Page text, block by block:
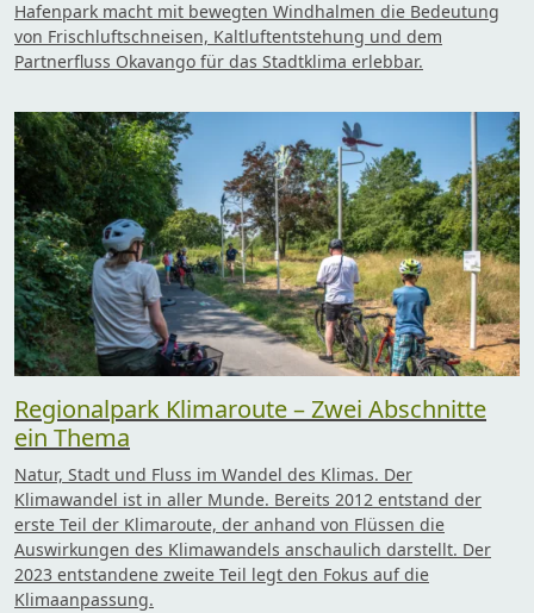
Hafenpark macht mit bewegten Windhalmen die Bedeutung
von Frischluftschneisen, Kaltluftentstehung und dem
Partnerfluss Okavango für das Stadtklima erlebbar.
Regionalpark Klimaroute – Zwei Abschnitte
ein Thema
Natur, Stadt und Fluss im Wandel des Klimas. Der
Klimawandel ist in aller Munde. Bereits 2012 entstand der
erste Teil der Klimaroute, der anhand von Flüssen die
Auswirkungen des Klimawandels anschaulich darstellt. Der
2023 entstandene zweite Teil legt den Fokus auf die
Klimaanpassung.